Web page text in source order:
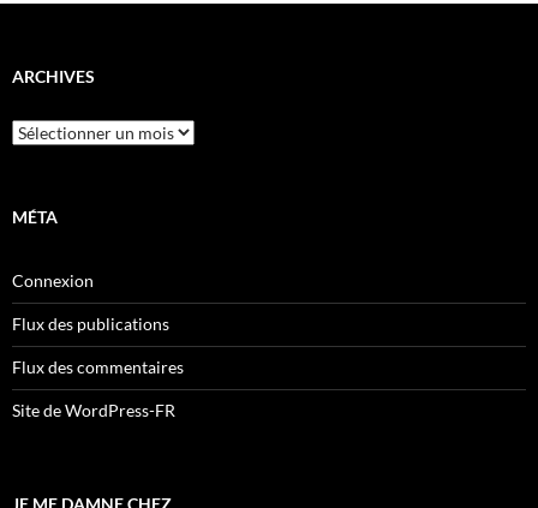
ARCHIVES
Archives
MÉTA
Connexion
Flux des publications
Flux des commentaires
Site de WordPress-FR
JE ME DAMNE CHEZ